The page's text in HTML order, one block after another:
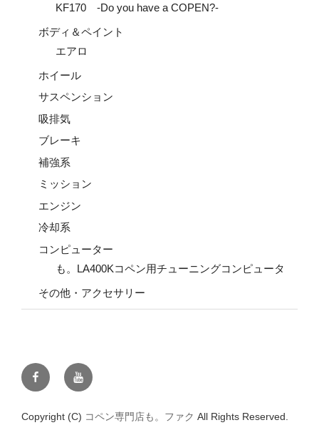
KF170 -Do you have a COPEN?-
ボディ＆ペイント
エアロ
ホイール
サスペンション
吸排気
ブレーキ
補強系
ミッション
エンジン
冷却系
コンピューター
も。LA400Kコペン用チューニングコンピュータ
その他・アクセサリー
FacebookYouTube
Copyright (C) コペン専門店も。ファク All Rights Reserved.